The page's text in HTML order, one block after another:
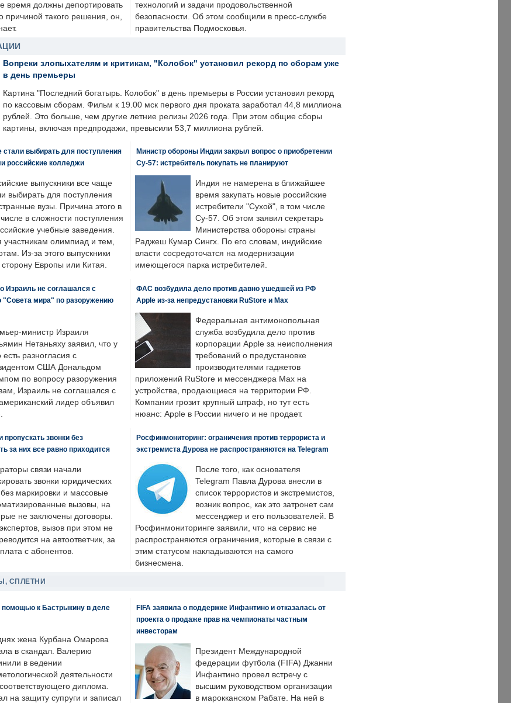
время должны депортировать
причиной такого решения, он,
технологий и задачи продовольственной
безопасности. Об этом сообщили в пресс-службе
правительства Подмосковья.
Вопреки злопыхателям и критикам, "Колобок" установил рекорд по сборам уже
в день премьеры
Картина "Последний богатырь. Колобок" в день премьеры в России установил рекорд
по кассовым сборам. Фильм к 19.00 мск первого дня проката заработал 44,8 миллиона
рублей. Это больше, чем другие летние релизы 2026 года. При этом общие сборы
картины, включая предпродажи, превысили 53,7 миллиона рублей.
выбирать для поступления
российские колледжи
выпускники все чаще
выбирать для поступления
вузы. Причина этого в
в сложности поступления
учебные заведения.
участникам олимпиад и тем,
Из-за этого выпускники
Европы или Китая.
Министр обороны Индии закрыл вопрос о приобретении
Су-57: истребитель покупать не планируют
Индия не намерена в ближайшее
время закупать новые российские
истребители "Сухой", в том числе
Су-57. Об этом заявил секретарь
Министерства обороны страны
Раджеш Кумар Сингх. По его словам, индийские
власти сосредоточатся на модернизации
имеющегося парка истребителей.
Израиль не соглашался с
"Совета мира" по разоружению
министр Израиля
Нетаньяху заявил, что у
есть разногласия с
США Дональдом
по вопросу разоружения
Израиль не соглашался с
лидер объявил
ФАС возбудила дело против давно ушедшей из РФ
Apple из-за непредустановки RuStore и Max
Федеральная антимонопольная
служба возбудила дело против
корпорации Apple за неисполнения
требований о предустановке
производителями гаджетов
приложений RuStore и мессенджера Max на
устройства, продающиеся на территории РФ.
Компании грозит крупный штраф, но тут есть
нюанс: Apple в России ничего и не продает.
звонки без
за них все равно приходится
связи начали
звонки юридических
маркировки и массовые
вызовы, на
не заключены договоры.
вызов при этом не
на автоответчик, за
с абонентов.
Росфинмониторинг: ограничения против террориста и
экстремиста Дурова не распространяются на Telegram
После того, как основателя
Telegram Павла Дурова внесли в
список террористов и экстремистов,
возник вопрос, как это затронет сам
мессенджер и его пользователей. В
Росфинмониторинге заявили, что на сервис не
распространяются ограничения, которые в связи с
этим статусом накладываются на самого
бизнесмена.
СПЛЕТНИ
помощью к Бастрыкину в деле
жена Курбана Омарова
в скандал. Валерию
в ведении
деятельности
диплома.
на защиту супруги и записал
FIFA заявила о поддержке Инфантино и отказалась от
проекта о продаже прав на чемпионаты частным
инвесторам
Президент Международной
федерации футбола (FIFA) Джанни
Инфантино провел встречу с
высшим руководством организации
в марокканском Рабате. На ней в